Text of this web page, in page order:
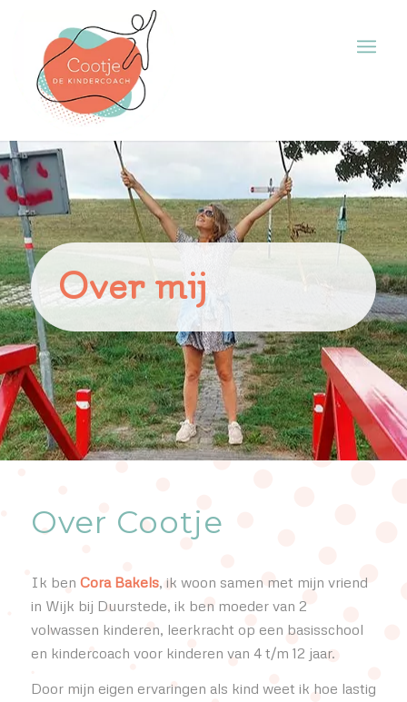
Over mij
Over Cootje
Ik ben Cora Bakels, ik woon samen met mijn vriend
in Wijk bij Duurstede, ik ben moeder van 2
volwassen kinderen, leerkracht op een basisschool
en kindercoach voor kinderen van 4 t/m 12 jaar.
Door mijn eigen ervaringen als kind weet ik hoe lastig